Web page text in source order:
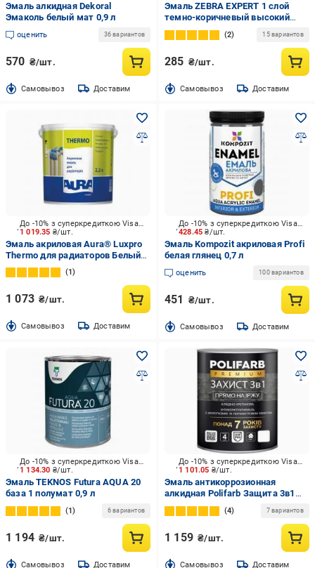
Эмаль алкидная Dekoral
Эмаколь белый мат 0,9 л
оценить 36 вариантов
570 ₴/шт.
Cамовывоз Доставим
Эмаль ZEBRA EXPERT 1 слой
темно-коричневый высокий
глянец 0,7 л
2 15 вариантов
285 ₴/шт.
Cамовывоз Доставим
1 019.35 ₴/шт.
До -10% з суперкредиткою Visa Вигода
Эмаль акриловая Aura® Luxpro
Thermo для радиаторов Белый
(База А) глянец 2,2 л
1
1 073 ₴/шт.
Cамовывоз Доставим
428.45₴/шт.
До -10% з суперкредиткою Visa Вигода
Эмаль Kompozit акриловая Profi
белая глянец 0,7 л
оценить 100 вариантов
451 ₴/шт.
Cамовывоз Доставим
1 134.30 ₴/шт.
До -10% з суперкредиткою Visa Вигода
Эмаль TEKNOS Futura AQUA 20
база 1 полумат 0,9 л
1 6 вариантов
1 194 ₴/шт.
Cамовывоз Доставим
1 101.05 ₴/шт.
До -10% з суперкредиткою Visa Вигода
Эмаль антикоррозионная
алкидная Polifarb Защита 3в1
молоток глянец антрацит 2 кг
4 7 вариантов
1 159 ₴/шт.
Cамовывоз Доставим